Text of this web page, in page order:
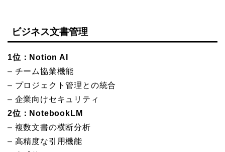
ビジネス文書管理
1位：Notion AI
– チーム協業機能
– プロジェクト管理との統合
– 企業向けセキュリティ
2位：NotebookLM
– 複数文書の横断分析
– 高精度な引用機能